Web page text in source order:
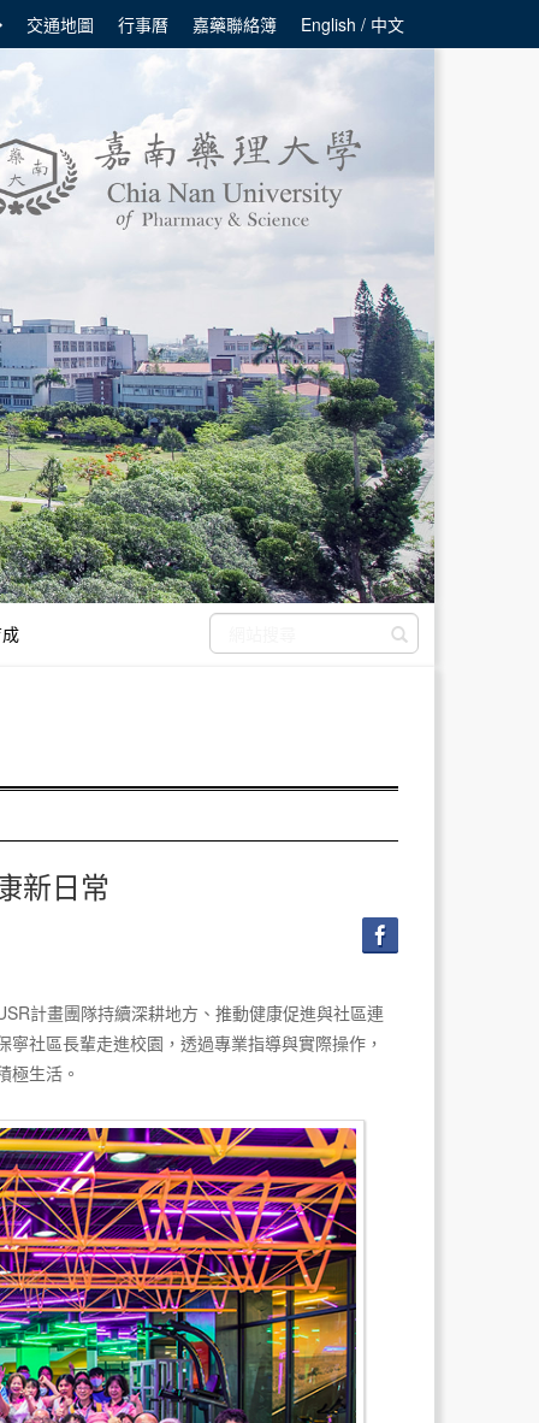
交通地圖 行事曆 嘉藥聯絡簿 English / 中文
新日常
計畫團隊持續深耕地方、推動健康促進與社區連
社區長輩走進校園，透過專業指導與實際操作，
極生活。